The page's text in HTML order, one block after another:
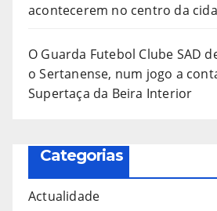
acontecerem no centro da
O Guarda Futebol Clube SAD
o Sertanense, num jogo a
Supertaça da Beira Interior
Categorias
Actualidade